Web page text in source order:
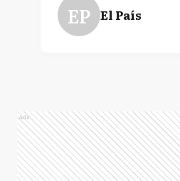
EP El País
Ads